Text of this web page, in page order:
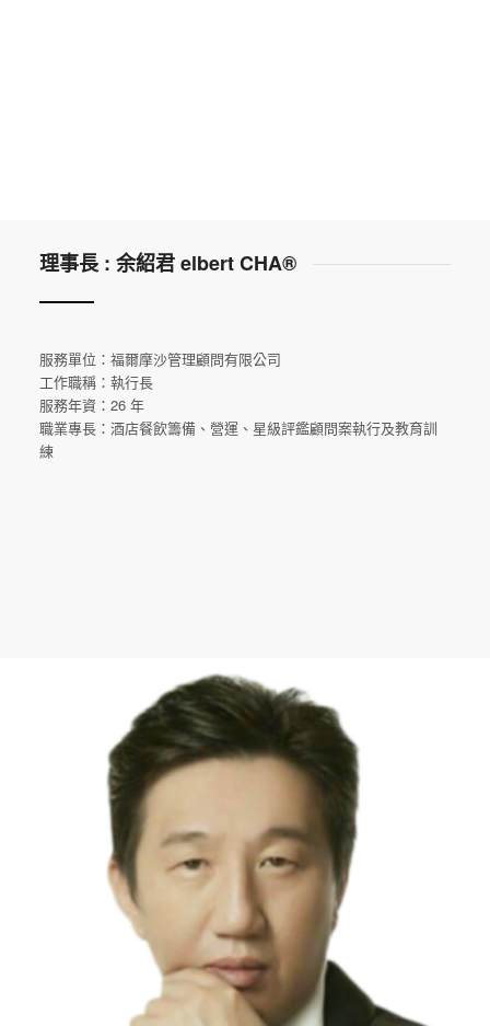
理事長 : 余紹君 elbert CHA®
服務單位：福爾摩沙管理顧問有限公司
工作職稱：執行長
服務年資：26 年
職業專長：酒店餐飲籌備、營運、星級評鑑顧問案執行及教育訓
練